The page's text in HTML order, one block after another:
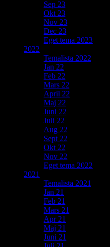
Sep 23
Okt 23
Nov 23
Dec 23
Eget tema 2023
2022
Temalista 2022
Jan 22
Feb 22
Mars 22
April 22
Maj 22
Juni 22
Juli 22
Aug 22
Sept 22
Okt 22
Nov 22
Eget tema 2022
2021
Temalista 2021
Jan 21
Feb 21
Mars 21
Apr 21
Maj 21
Juni 21